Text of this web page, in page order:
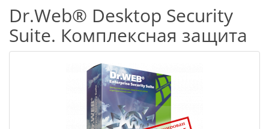
Dr.Web® Desktop Security
Suite. Комплексная защита